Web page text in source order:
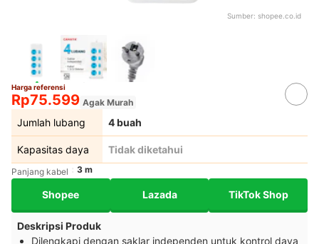
Sumber: shopee.co.id
Harga referensi
Rp75.599 Agak Murah
Jumlah lubang 4 buah
Kapasitas daya Tidak diketahui
Panjang kabel 3 m
Shopee Lazada TikTok Shop
Deskripsi Produk
Dilengkapi dengan saklar independen untuk kontrol daya